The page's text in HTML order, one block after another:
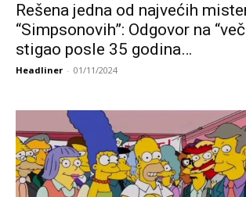
Rešena jedna od najvećih
“Simpsonovih”: Odgovor na
stigao posle 35 godina…
Headliner - 01/11/2024